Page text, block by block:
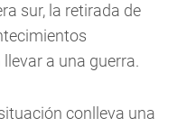
sur, la retirada de
a una guerra.
conlleva una